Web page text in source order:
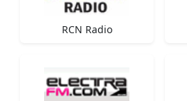
RCN Radio